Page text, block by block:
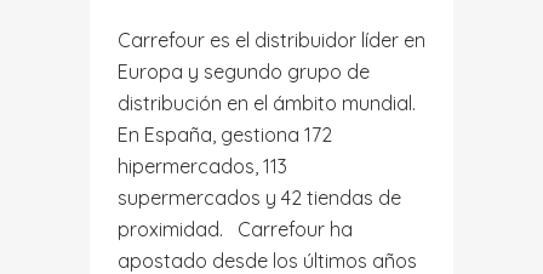
Carrefour es el distribuidor líder en
Europa y segundo grupo de
distribución en el ámbito mundial.
En España, gestiona 172
hipermercados, 113
supermercados y 42 tiendas de
proximidad. Carrefour ha
apostado desde los últimos años